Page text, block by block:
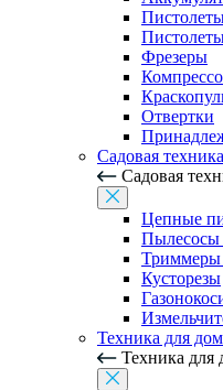
Фрезеры
Отвертки
Садовая
Садовая
Цепные
Пылесосы
Триммеры
Кусторезы
Техника для
Техника